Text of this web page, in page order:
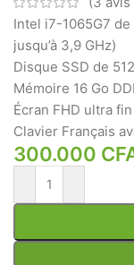
Intel i7-1065G7
jusqu’à 3,9 GHz)
Disque SSD de
Mémoire 16 Go
Écran FHD ultra
Clavier Français
300.000